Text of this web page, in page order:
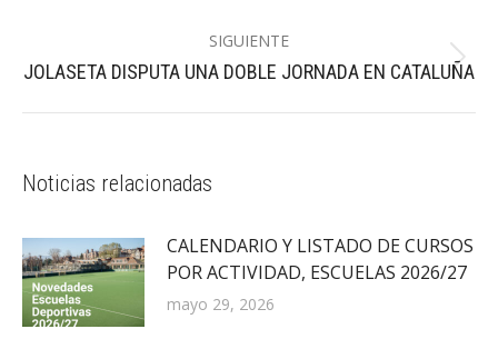
SIGUIENTE
Publicación
JOLASETA DISPUTA UNA DOBLE JORNADA EN CATALUÑA
Noticias relacionadas
CALENDARIO Y LISTADO DE CURSOS
POR ACTIVIDAD, ESCUELAS 2026/27
mayo 29, 2026